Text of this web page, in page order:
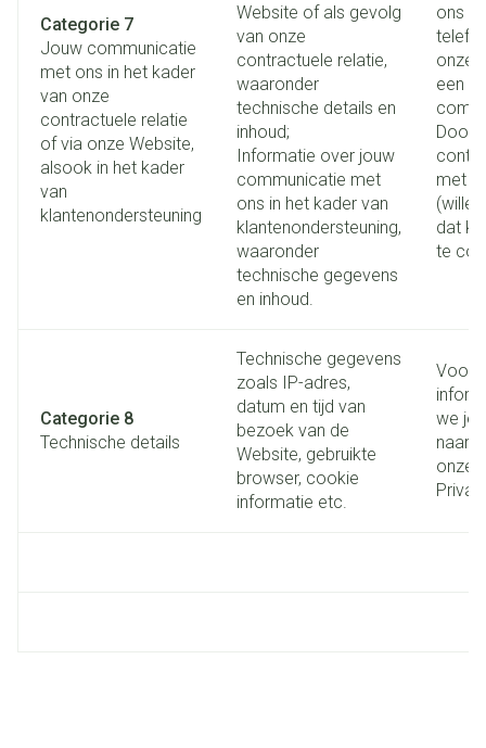
Categorie 7
Jouw communicatie
met ons in het kader
van onze
contractuele relatie
of via onze Website,
alsook in het kader
van
klantenondersteuning
Website of als gevolg
van onze
contractuele relatie,
waaronder
technische details en
inhoud;
Informatie over jouw
communicatie met
ons in het kader van
klantenondersteuning,
waaronder
technische gegevens
en inhoud.
ons
onze
een
Door
met
dat
te
Categorie 8
Technische details
Technische gegevens
zoals IP-adres,
datum en tijd van
bezoek van de
Website, gebruikte
browser, cookie
informatie etc.
Voor
we je
naar
onze